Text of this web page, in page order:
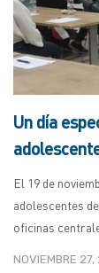
Un día
El 19 de
adolescentes
oficinas
NOVIEMBRE